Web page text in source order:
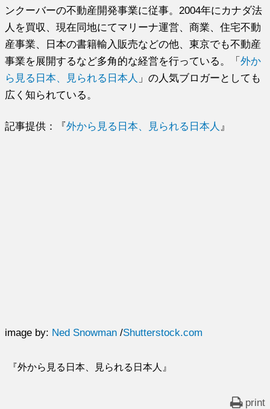
ンクーバーの不動産開発事業に従事。2004年にカナダ法
人を買収、現在同地にてマリーナ運営、商業、住宅不動
産事業、日本の書籍輸入販売などの他、東京でも不動産
事業を展開するなど多角的な経営を行っている。「外か
ら見る日本、見られる日本人 」の人気ブロガーとしても
広く知られている。
記事提供：『外から見る日本、見られる日本人 』
image by: Ned Snowman /Shutterstock.com
『外から見る日本、見られる日本人』
print